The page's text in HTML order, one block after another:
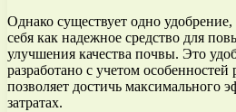
Однако существует одно удобрение,
себя как надежное средство для
улучшения качества почвы. Это
разработано с учетом
позволяет достичь максимального
затратах.